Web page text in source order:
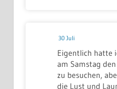
30 Juli
Eigentlich hatte
am Samstag
zu besuchen,
die Lust und